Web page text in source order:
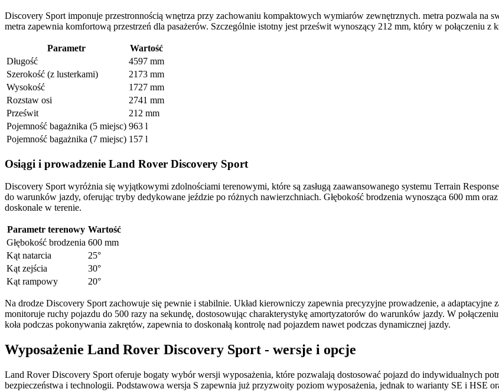
Discovery Sport imponuje przestronnością wnętrza przy zachowaniu kompaktowych wymiarów zewnętrznych. metra pozwala na
metra zapewnia komfortową przestrzeń dla pasażerów. Szczególnie istotny jest prześwit wynoszący 212 mm, który w połączeniu
Parametr
Wartość
Długość
4597 mm
Szerokość (z lusterkami)
2173 mm
Wysokość
1727 mm
Rozstaw osi
2741 mm
Prześwit
212 mm
Pojemność bagażnika (5 miejsc) 963 l
Pojemność bagażnika (7 miejsc) 157 l
Osiągi i prowadzenie Land Rover Discovery Sport
Discovery Sport wyróżnia się wyjątkowymi zdolnościami terenowymi, które są zasługą zaawansowanego systemu Terrain
do warunków jazdy, oferując tryby dedykowane jeździe po różnych nawierzchniach. Głębokość brodzenia wynosząca 600 mm
doskonale w terenie.
Parametr terenowy Wartość
Głębokość brodzenia 600 mm
Kąt natarcia
25°
Kąt zejścia
30°
Kąt rampowy
20°
Na drodze Discovery Sport zachowuje się pewnie i stabilnie. Układ kierowniczy zapewnia precyzyjne prowadzenie, a adaptacyjne
monitoruje ruchy pojazdu do 500 razy na sekundę, dostosowując charakterystykę amortyzatorów do warunków jazdy. W
koła podczas pokonywania zakrętów, zapewnia to doskonałą kontrolę nad pojazdem nawet podczas dynamicznej jazdy.
Wyposażenie Land Rover Discovery Sport - wersje i opcje
Land Rover Discovery Sport oferuje bogaty wybór wersji wyposażenia, które pozwalają dostosować pojazd do indywidualnych
bezpieczeństwa i technologii. Podstawowa wersja S zapewnia już przyzwoity poziom wyposażenia, jednak to warianty SE i HSE